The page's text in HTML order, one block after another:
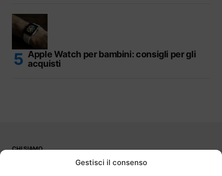
Gestisci il consenso
Apple Watch per bambini: consigli per gli
acquisti
CHI SIAMO